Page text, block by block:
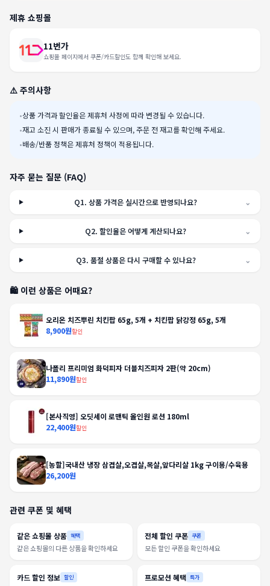
제휴 쇼핑몰
11번가
쇼핑몰 페이지에서 쿠폰/카드할인도 함께 확인해 보세요.
⚠️ 주의사항
•상품 가격과 할인율은 제휴처 사정에 따라 변경될 수 있습니다.
•재고 소진 시 판매가 종료될 수 있으며, 주문 전 재고를 확인해 주세요.
•배송/반품 정책은 제휴처 정책이 적용됩니다.
자주 묻는 질문 (FAQ)
Q1.상품 가격은 실시간으로 반영되나요? ⌄
Q2.할인율은 어떻게 계산되나요? ⌄
Q3. 품절 상품은 다시 구매할 수 있나요? ⌄
🛍️ 이런 상품은 어때요?
오리온 치즈뿌린 치킨팝 65g, 5개 + 치킨팝 닭강정 65g, 5개
8,900원할인
나폴리 프리미엄 화덕피자 더블치즈피자 2판(약 20cm)
11,890원할인
[본사직영] 오딧세이 로맨틱 올인원 로션 180ml
22,400원할인
[농할]국내산 냉장 삼겹살,오겹살,목살,앞다리살 1kg 구이용/수육용
26,200원
관련 쿠폰 및 혜택
같은 쇼핑몰 상품 혜택
같은 쇼핑몰의 다른 상품을 확인하세요
전체 할인 쿠폰 쿠폰
모든 할인 쿠폰을 확인하세요
카드 할인 정보 할인 프로모션 혜택 특가